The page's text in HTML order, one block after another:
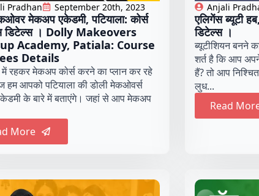
Pradhan September 20th, 2023
मेकअप एकेडमी, पटियाला: कोर्स
डिटेल्स । Dolly Makeovers
Academy, Patiala: Course
Details
में रहकर मेकअप कोर्स करने का प्लान कर रहे
हम आपको पटियाला की डोली मेकओवर्स
के बारे में बताएंगे। जहां से आप मेकअप
More
Anjali
एलिगेंस ब्यूटी
डिटेल्स ।
ब्यूटीशियन बनने
शर्त है कि आप
हैं? तो आप
लुध...
Read